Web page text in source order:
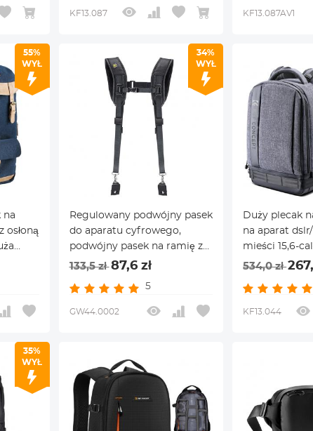
KF13.087 KF13.087AV1
55%
WYŁ
na
osłoną
34%
WYŁ
Regulowany podwójny pasek
do aparatu cyfrowego,
podwójny pasek na ramię z
mechanizmem szybkiego
fotograficznego
133,5 zł87,6 zł
5
GW44.0002
Duży plecak
na aparat
mieści 15,6-
z uchwytem
kompatybilny
canon/nikon/
534,0 zł
KF13.044
35%
WYŁ